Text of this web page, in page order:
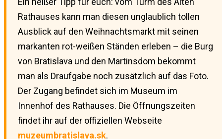
Rathauses kann man diesen unglaublich tollen
Ausblick auf den Weihnachtsmarkt mit seinen
markanten rot-weißen Ständen erleben – die Burg
von Bratislava und den Martinsdom bekommt
man als Draufgabe noch zusätzlich auf das Foto.
Der Zugang befindet sich im Museum im
Innenhof des Rathauses. Die Öffnungszeiten
findet ihr auf der offiziellen Webseite
muzeumbratislava.sk.